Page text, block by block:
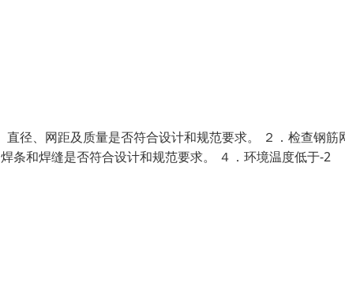
径、网距及质量是否符合设计和规范要求。 ２．检查钢筋
条和焊缝是否符合设计和规范要求。 ４．环境温度低于-2